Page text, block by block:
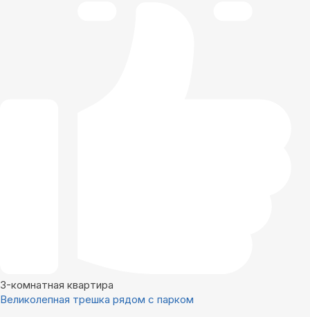
3-комнатная квартира
Великолепная трешка рядом с парком